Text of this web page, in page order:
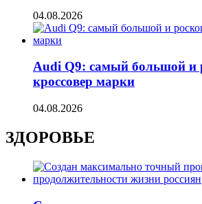
04.08.2026
Audi Q9: самый большой и
кроссовер марки
04.08.2026
ЗДОРОВЬЕ